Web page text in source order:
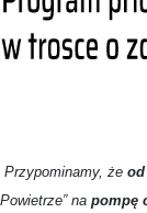
Przypominamy, że od
Powietrze” na pompę